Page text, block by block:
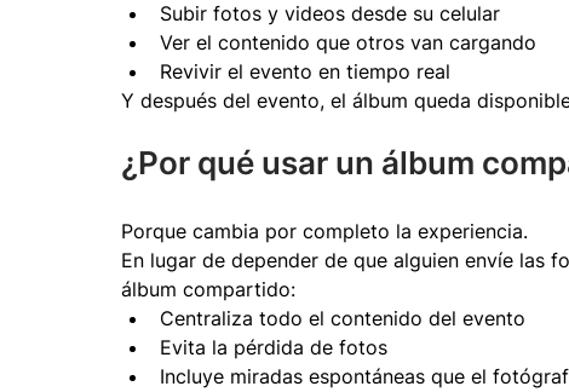
Subir fotos y videos desde su celular
Ver el contenido que otros van cargando
Revivir el evento en tiempo real
Y después del evento, el álbum queda
¿Por qué usar un álbum
Porque cambia por completo la experiencia.
En lugar de depender de que alguien envíe las
álbum compartido:
Centraliza todo el contenido del evento
Evita la pérdida de fotos
Incluye miradas espontáneas que el